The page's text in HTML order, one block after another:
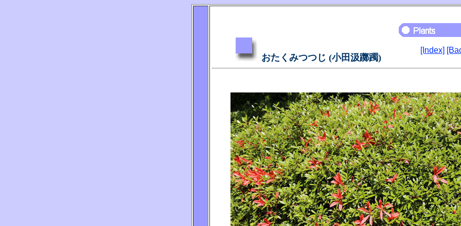
おたくみつつじ (小田汲躑躅)
[Index]